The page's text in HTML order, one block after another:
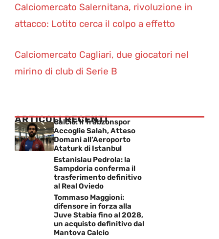
Calciomercato Salernitana, rivoluzione in
attacco: Lotito cerca il colpo a effetto
Calciomercato Cagliari, due giocatori nel
mirino di club di Serie B
ARTICOLI RECENTI
Calcio: Il Trabzonspor
Accoglie Salah, Atteso
Domani all’Aeroporto
Ataturk di Istanbul
Estanislau Pedrola: la
Sampdoria conferma il
trasferimento definitivo
al Real Oviedo
Tommaso Maggioni:
difensore in forza alla
Juve Stabia fino al 2028,
un acquisto definitivo dal
Mantova Calcio